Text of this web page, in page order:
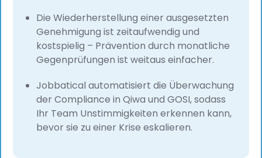
Die Wiederherstellung einer ausgesetzten
Genehmigung ist zeitaufwendig und
kostspielig – Prävention durch monatliche
Gegenprüfungen ist weitaus einfacher.
Jobbatical automatisiert die Überwachung
der Compliance in Qiwa und GOSI, sodass
Ihr Team Unstimmigkeiten erkennen kann,
bevor sie zu einer Krise eskalieren.